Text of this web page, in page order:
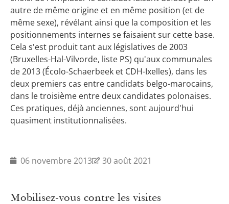
autre de même origine et en même position (et de
même sexe), révélant ainsi que la composition et les
positionnements internes se faisaient sur cette base.
Cela s'est produit tant aux législatives de 2003
(Bruxelles-Hal-Vilvorde, liste PS) qu'aux communales
de 2013 (Écolo-Schaerbeek et CDH-Ixelles), dans les
deux premiers cas entre candidats belgo-marocains,
dans le troisième entre deux candidates polonaises.
Ces pratiques, déjà anciennes, sont aujourd'hui
quasiment institutionnalisées.
06 novembre 2013 30 août 2021
Mobilisez-vous contre les visites